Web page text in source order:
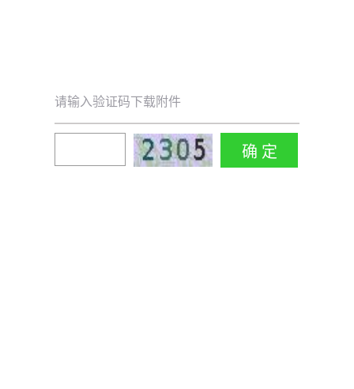
请输入验证码下载附件